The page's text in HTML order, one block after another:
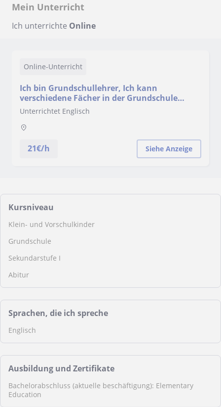
Mein Unterricht
Ich unterrichte Online
Online-Unterricht
Ich bin Grundschullehrer, Ich kann
verschiedene Fächer in der Grundschule
unterrichten, Ich spreche Englisch, ich habe
Unterrichtet Englisch
21€/h Siehe Anzeige
Kursniveau
Klein- und Vorschulkinder
Grundschule
Sekundarstufe I
Abitur
Sprachen, die ich spreche
Englisch
Ausbildung und Zertifikate
Bachelorabschluss (aktuelle beschäftigung): Elementary
Education